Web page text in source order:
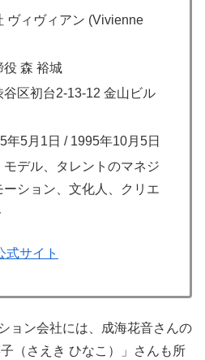
ヴィヴィアン (Vivienne
役 森 裕城
谷区初台2-13-12 金山ビル
年5月1日 / 1995年10月5日
モデル、タレントのマネジ
ーション、文化人、クリエ
式サイト
ョン会社には、成海花音さんの
（さえき ひなこ）」さんも所